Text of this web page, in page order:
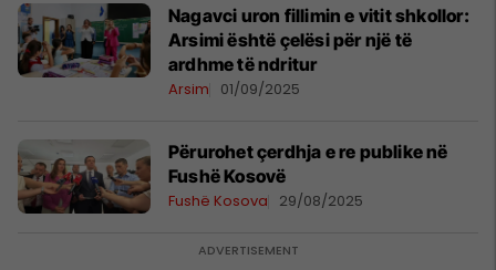
Nagavci uron fillimin e vitit shkollor:
Arsimi është çelësi për një të
ardhme të ndritur
Arsim 01/09/2025
Përurohet çerdhja e re publike në
Fushë Kosovë
Fushë Kosova 29/08/2025